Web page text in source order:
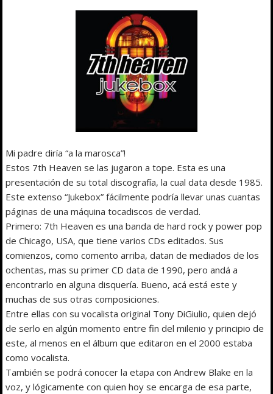
Mi padre diría “a la marosca”!
Estos 7th Heaven se las jugaron a tope. Esta es una
presentación de su total discografía, la cual data desde 1985.
Este extenso “Jukebox” fácilmente podría llevar unas cuantas
páginas de una máquina tocadiscos de verdad.
Primero: 7th Heaven es una banda de hard rock y power pop
de Chicago, USA, que tiene varios CDs editados. Sus
comienzos, como comento arriba, datan de mediados de los
ochentas, mas su primer CD data de 1990, pero andá a
encontrarlo en alguna disquería. Bueno, acá está este y
muchas de sus otras composiciones.
Entre ellas con su vocalista original Tony DiGiulio, quien dejó
de serlo en algún momento entre fin del milenio y principio de
este, al menos en el álbum que editaron en el 2000 estaba
como vocalista.
También se podrá conocer la etapa con Andrew Blake en la
voz, y lógicamente con quien hoy se encarga de esa parte,